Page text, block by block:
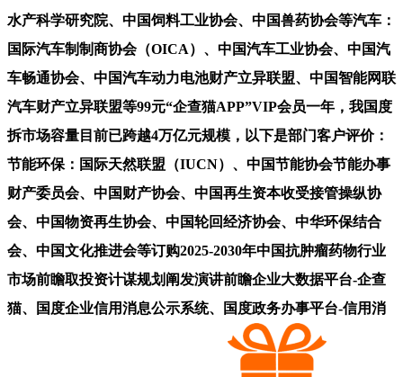
水产科学研究院、中国饲料工业协会、中国兽药协会等汽车：
国际汽车制制商协会（OICA）、中国汽车工业协会、中国汽
车畅通协会、中国汽车动力电池财产立异联盟、中国智能网联
汽车财产立异联盟等99元“企查猫APP”VIP会员一年，我国度
拆市场容量目前已跨越4万亿元规模，以下是部门客户评价：
节能环保：国际天然联盟（IUCN）、中国节能协会节能办事
财产委员会、中国财产协会、中国再生资本收受接管操纵协
会、中国物资再生协会、中国轮回经济协会、中华环保结合
会、中国文化推进会等订购2025-2030年中国抗肿瘤药物行业
市场前瞻取投资计谋规划阐发演讲前瞻企业大数据平台-企查
猫、国度企业信用消息公示系统、国度政务办事平台-信用消